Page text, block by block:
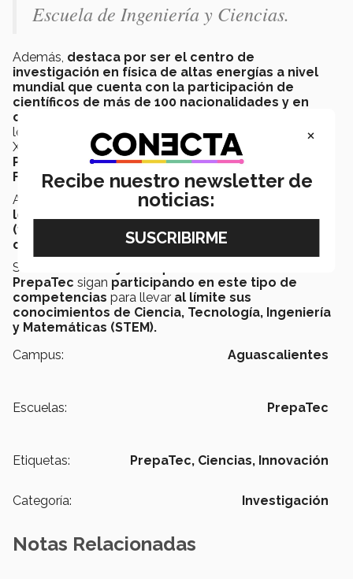
Escuela de Ingeniería y Ciencias.
Además, destaca por ser el centro de
investigación en física de altas energías a nivel
mundial que cuenta con la participación de
científicos de más de 100 nacionalidades y en
cuyas investigaciones han participado
los científicos más importantes del siglo XX y del siglo
XXI,
incluyendo figuras galardonados con el
Premio Nobel de Física como Peter Higgs y
Francois Englert.
Asimismo,
este centrode investigación
logros como
(www)
lugar del descubrimiento del Bosón
de Higgs, la llamada "partícula de Dios".
Se tiene como
PrepaTec sigan participando en este tipo de
competencias para llevar al límite sus
conocimientos de Ciencia, Tecnología, Ingeniería
y Matemáticas (STEM).
Campus:
Aguascalientes
Escuelas: PrepaTec
Etiquetas: PrepaTec, Ciencias, Innovación
Categoría: Investigación
Notas Relacionadas
×
Recibe nuestro newsletter de
noticias: